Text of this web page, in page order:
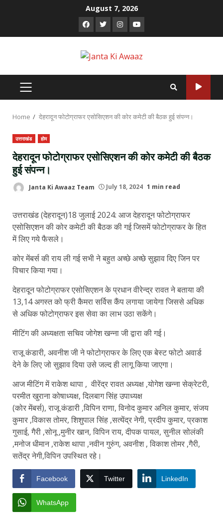
August 7, 2026
Facebook
TwitterInstagram
Youtube
PRIMARY
MENU
Home देहरादून फोटोग्राफर एसोसिएशन की कोर कमेटी की बैठक हुई संपन्न।
उत्तराखंड होम
देहरादून फोटोग्राफर एसोसिएशन की कोर कमेटी की बैठक
हुई संपन्न।
Janta Ki Awaaz Team July 18, 2024 1 min read
उत्तराखंड (देहरादून)18 जुलाई 2024: आज देहरादून फोटोग्राफर
एसोसिएशन की कोर कमेटी की बैठक की गई जिसमें फोटोग्राफर के हित
में लिए गये फैसले।
कोर मेंबर्स की राय ली गई सभी ने बहुत अच्छे अच्छे सुझाव दिए जिन पर
विचार किया गया।
देहरादून फोटोग्राफर एसोसिएशन के प्रधान वीरेन्द्र रावत ने बताया की
13,14 अगस्त को फ्री कैमरा सर्विस कैंप लगाया जायेगा जिससे अधिक
से अधिक फोटोग्राफर इस सेवा का लाभ उठा सकेंगे।
मीटिंग की अध्यक्षता सचिव जोगेश खन्ना जी द्वारा की गई।
राजू कंडारी, अवनीश जी ने फोटोग्राफर के लिए एक बेस्ट फोटो अवार्ड
देने के लिए जो सुझाव दिया उसे जल्द ही लागू किया जाएगा।
आज मीटिंग में राकेश थापा , वीरेंद्र रावत अध्यक्ष ,योगेश खन्ना सेक्रेटरी,
परमीत खुराना कोषाध्यक्ष, दिलबाग सिंह उपाध्यक्ष
(कोर मेंबर्स), राजू कंडारी ,विपिन राणा, विनोद कुमार अनिल कुमार, संजय
कुमार ,विकास तोमर, शिशुपाल सिंह ,सत्येंद्र नेगी, प्रदीप कुमार, प्रकाश
गुसाई, गैरी ,सोनू ,मुनीर खान, विपिन राय, दीपक पायल, सुनील सोलंकी
,मनोज धीमान ,राकेश थापा ,नवीन गुरुंग, अवनीश , विकाश तोमर ,गैरी,
सतेंद्र नेगी,विपिन उपस्थित रहे।
Facebook Twitter LinkedIn
WhatsApp